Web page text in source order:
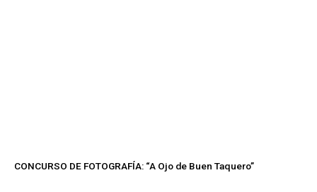
CONCURSO DE FOTOGRAFÍA: “A Ojo de Buen Taquero”